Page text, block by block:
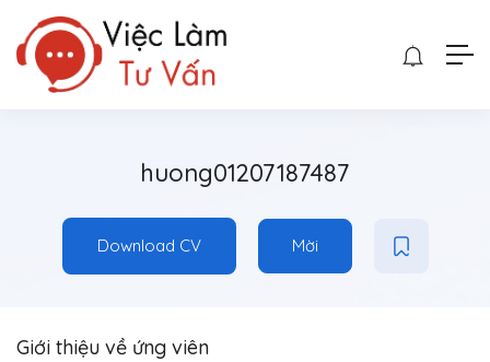
huong01207187487
Download CV Mời
Giới thiệu về ứng viên